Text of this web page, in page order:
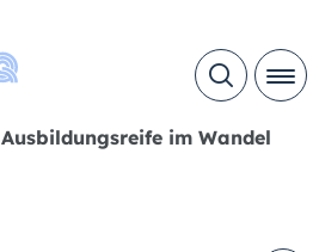
Ausbildungsreife im Wandel